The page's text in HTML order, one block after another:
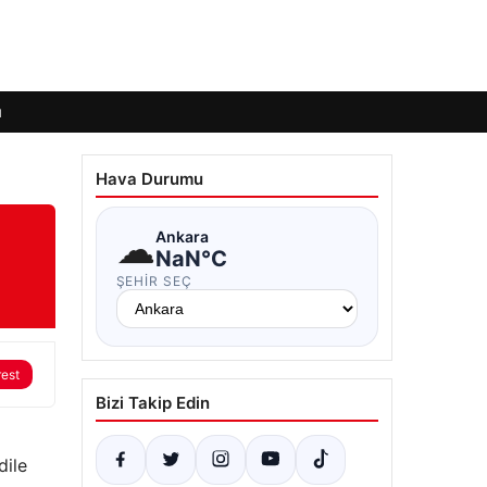
Hava Durumu
☁Ankara
NaN°C
ŞEHIR SEÇ
Bizi Takip Edin